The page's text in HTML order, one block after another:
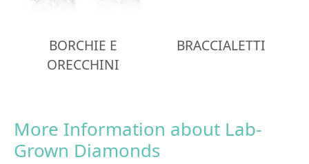
BORCHIE E
ORECCHINI
BRACCIALETTI
More Information about Lab-
Grown Diamonds